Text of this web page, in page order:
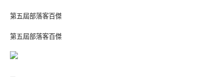
第五屆部落客百傑
第五屆部落客百傑